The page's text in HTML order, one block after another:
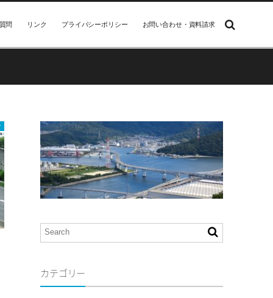
問 リンク プライバシーポリシー お問い合わせ・資料請求
カテゴリー